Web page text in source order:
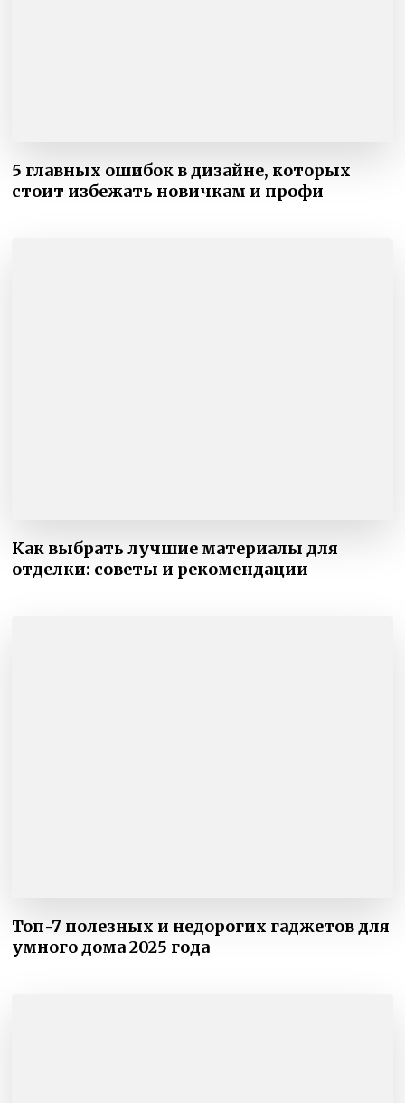
5 главных ошибок в дизайне, которых
стоит избежать новичкам и профи
Как выбрать лучшие материалы для
отделки: советы и рекомендации
Топ-7 полезных и недорогих гаджетов для
умного дома 2025 года